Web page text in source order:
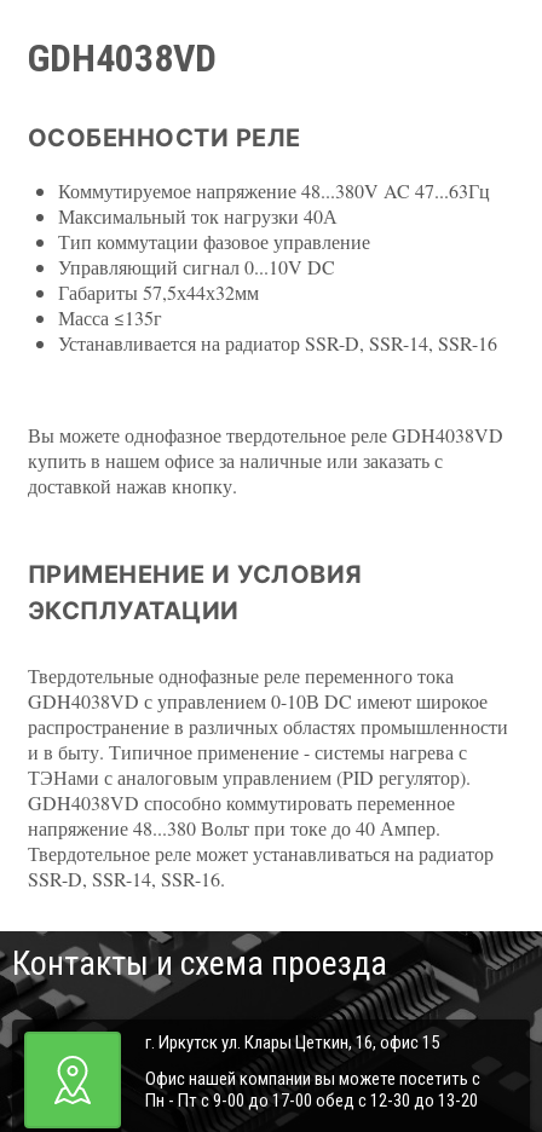
GDH4038VD
ОСОБЕННОСТИ РЕЛЕ
Коммутируемое напряжение 48...380V AC 47...63Гц
Максимальный ток нагрузки 40А
Тип коммутации фазовое управление
Управляющий сигнал 0...10V DC
Габариты 57,5х44х32мм
Масса ≤135г
Устанавливается на радиатор SSR-D, SSR-14, SSR-16
Вы можете однофазное твердотельное реле GDH4038VD
купить в нашем офисе за наличные или заказать с
доставкой нажав кнопку.
ПРИМЕНЕНИЕ И УСЛОВИЯ
ЭКСПЛУАТАЦИИ
Твердотельные однофазные реле переменного тока
GDH4038VD с управлением 0-10В DC имеют широкое
распространение в различных областях промышленности
и в быту. Типичное применение - системы нагрева с
ТЭНами с аналоговым управлением (PID регулятор).
GDH4038VD способно коммутировать переменное
напряжение 48...380 Вольт при токе до 40 Ампер.
Твердотельное реле может устанавливаться на радиатор
SSR-D, SSR-14, SSR-16.
Контакты и схема проезда
г. Иркутск ул. Клары Цеткин, 16, офис 15
Офис нашей компании вы можете посетить с
Пн - Пт с 9-00 до 17-00 обед с 12-30 до 13-20